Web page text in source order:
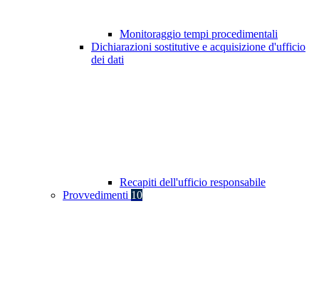
Monitoraggio tempi procedimentali
Dichiarazioni sostitutive e acquisizione d'ufficio
dei dati
Recapiti dell'ufficio responsabile
Provvedimenti 10